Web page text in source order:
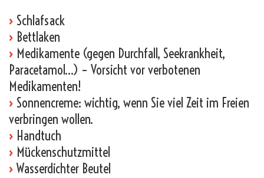
› Schlafsack
› Bettlaken
› Medikamente (gegen Durchfall, Seekrankheit,
Paracetamol…) – Vorsicht vor verbotenen
Medikamenten!
› Sonnencreme: wichtig, wenn Sie viel Zeit im Freien
verbringen wollen.
› Handtuch
› Mückenschutzmittel
› Wasserdichter Beutel